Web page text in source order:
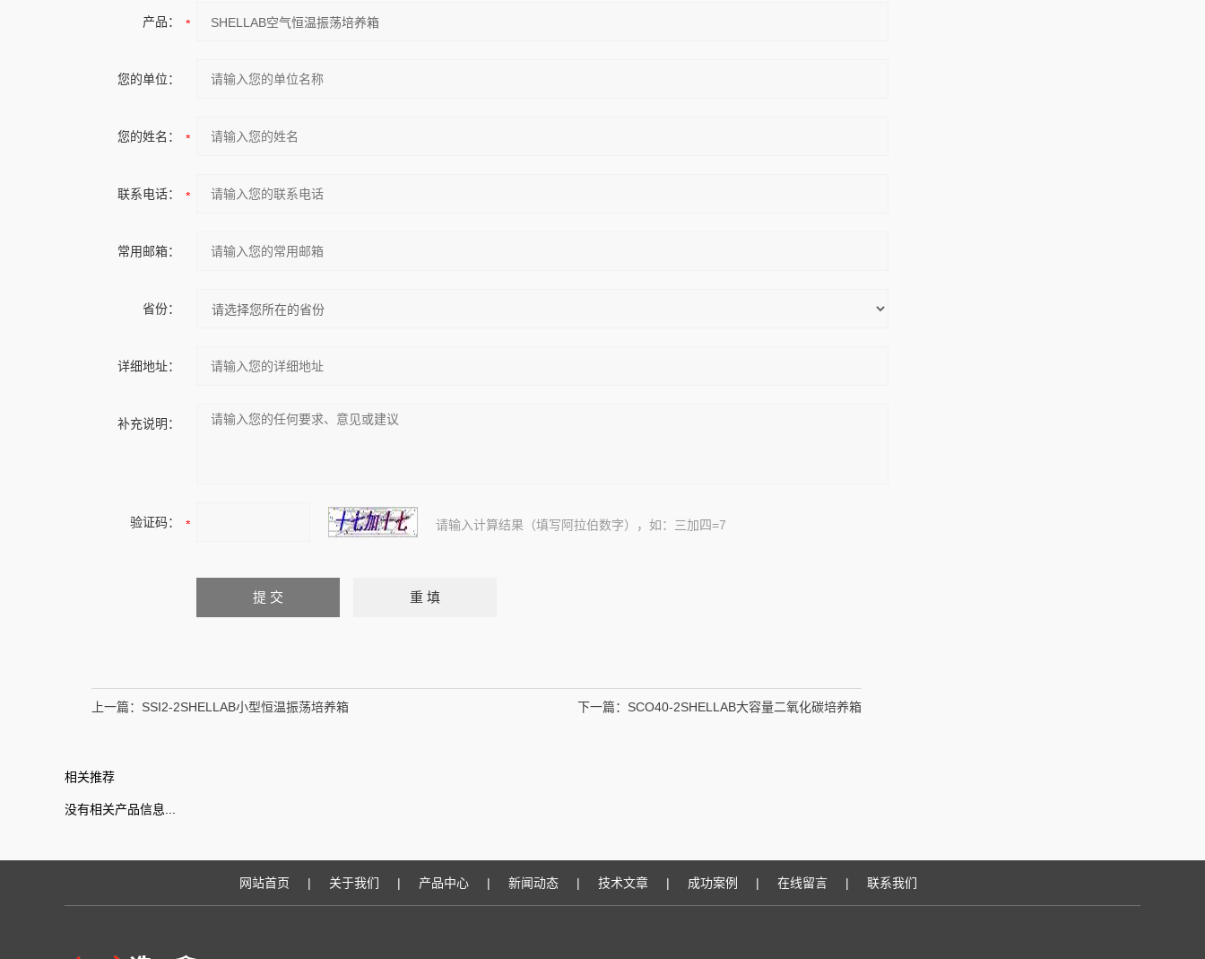
产品：
您的单位：
您的姓名：
联系电话：
常用邮箱：
省份：
详细地址：
补充说明：
验证码： 请输入计算结果（填写阿拉伯数字），如：三加四=7
上一篇： SSI2-2SHELLAB小型恒温振荡培养箱 下一篇： SCO40-2SHELLAB大容量二氧化碳培养箱
相关推荐
没有相关产品信息...
网站首页 | 关于我们 | 产品中心 | 新闻动态 | 技术文章 | 成功案例 | 在线留言 | 联系我们